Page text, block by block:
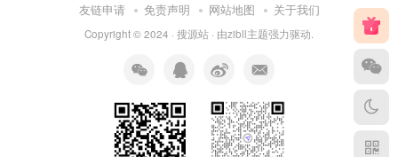
友链申请 免责声明 网站地图 关于我们
Copyright © 2024 · 搜源站 · 由zibll主题强力驱动.